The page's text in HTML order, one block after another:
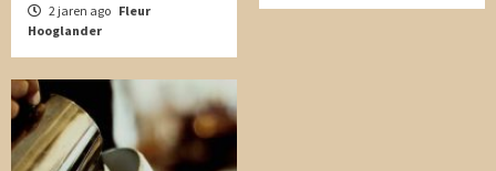
2 jaren ago Fleur
Hooglander